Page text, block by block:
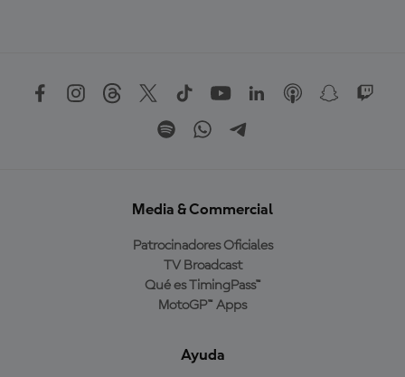
Media & Commercial
Patrocinadores Oficiales
TV Broadcast
Qué es TimingPass™
MotoGP™ Apps
Ayuda